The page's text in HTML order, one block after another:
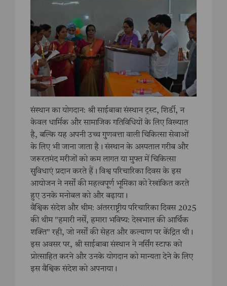
संस्थान का योगदान: श्री साईबाबा संस्थान ट्रस्ट, शिर्डी, न
केवल धार्मिक और सामाजिक गतिविधियों के लिए विख्यात
है, बल्कि यह अपनी उच्च गुणवत्ता वाली चिकित्सा सेवाओं
के लिए भी जाना जाता है। संस्थान के अस्पताल गरीब और
जरूरतमंद मरीजों को कम लागत या मुफ्त में चिकित्सा
सुविधाएं प्रदान करते हैं। विश्व परिचारिका दिवस के इस
आयोजन ने नर्सों की महत्वपूर्ण भूमिका को रेखांकित करते
हुए उनके मनोबल को और बढ़ाया।
वैश्विक संदेश और थीम: अंतरराष्ट्रीय परिचारिका दिवस 2025
की थीम "हमारी नर्सें, हमारा भविष्य: देखभाल की आर्थिक
शक्ति" रही, जो नर्सों की सेहत और कल्याण पर केंद्रित थी।
इस अवसर पर, श्री साईबाबा संस्थान ने नर्सिंग स्टाफ को
प्रोत्साहित करने और उनके योगदान को मान्यता देने के लिए
इस वैश्विक संदेश को अपनाया।